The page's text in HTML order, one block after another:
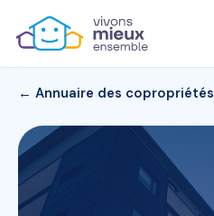
← Annuaire des copropriétés